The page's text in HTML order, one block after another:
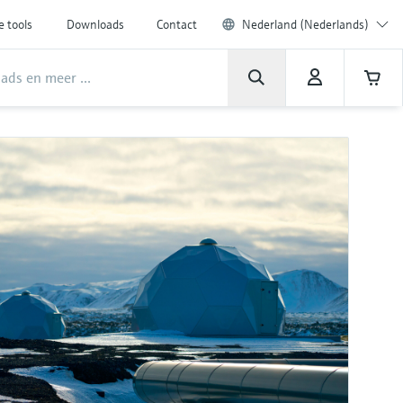
tools Downloads Contact Nederland (Nederlands)